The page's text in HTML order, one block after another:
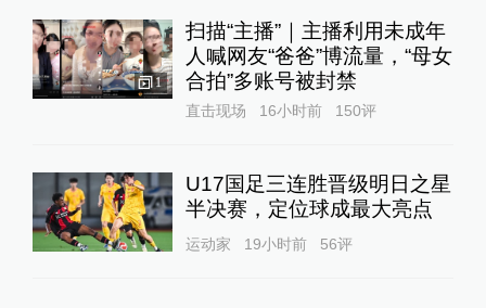
1
扫描“主播”｜主播利用未成年
人喊网友“爸爸”博流量，“母女
合拍”多账号被封禁
直击现场 16小时前 150评
U17国足三连胜晋级明日之星
半决赛，定位球成最大亮点
运动家 19小时前 56评